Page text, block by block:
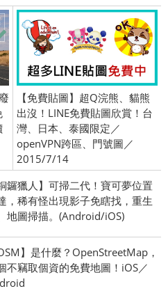
【免費貼圖】超Q浣熊、貓熊
出沒！LINE免費貼圖欣賞！台
灣、日本、泰國限定／
openVPN跨區、門號圖／
2015/7/14
銅鑼獵人】可掃二代！寶可夢位置
，稀有怪出現影子免瞎找，重生
地圖掃描。(Android/iOS)
】是什麼？OpenStreetMap，
不竊取個資的免費地圖！iOS／